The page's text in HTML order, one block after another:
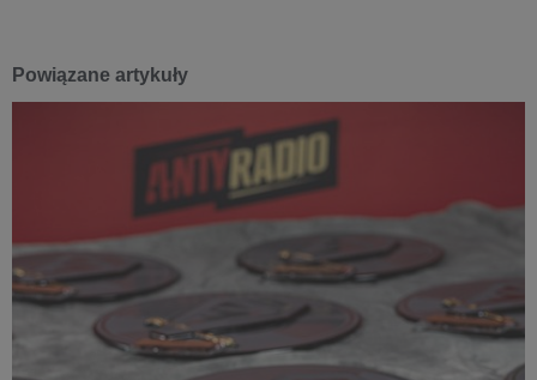
Powiązane artykuły